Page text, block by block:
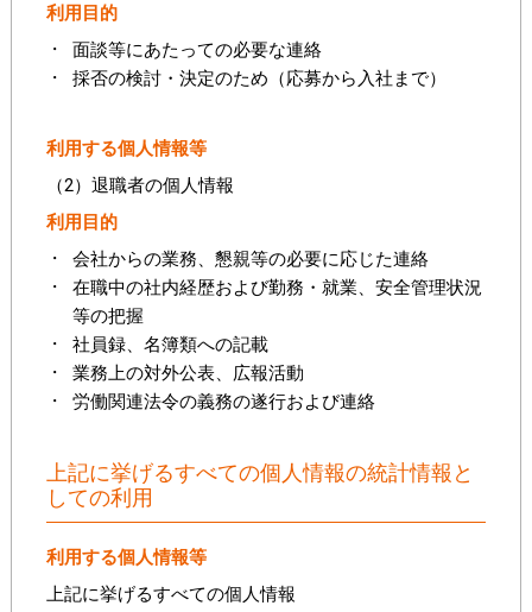
利用目的
面談等にあたっての必要な連絡
採否の検討・決定のため（応募から入社まで）
利用する個人情報等
（2）退職者の個人情報
利用目的
会社からの業務、懇親等の必要に応じた連絡
在職中の社内経歴および勤務・就業、安全管理状況
等の把握
社員録、名簿類への記載
業務上の対外公表、広報活動
労働関連法令の義務の遂行および連絡
上記に挙げるすべての個人情報の統計情報と
しての利用
利用する個人情報等
上記に挙げるすべての個人情報